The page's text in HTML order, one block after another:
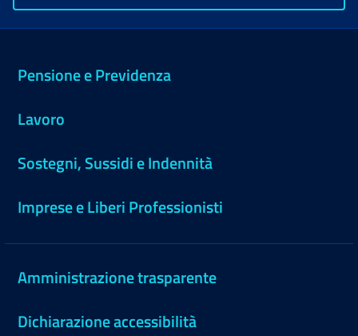
Pensione e Previdenza
Lavoro
Sostegni, Sussidi e Indennità
Imprese e Liberi Professionisti
Amministrazione trasparente
Dichiarazione accessibilità